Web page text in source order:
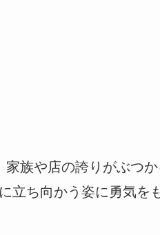
族や店の誇りがぶつ
立ち向かう姿に勇気を